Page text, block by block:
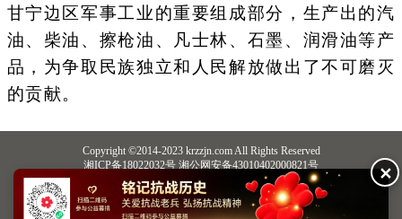
甘宁边区军事工业的重要组成部分，生产出的汽
油、柴油、擦枪油、凡士林、石墨、润滑油等产
品，为争取民族独立和人民解放做出了不可磨灭
的贡献。
Copyright ©2014-2023 krzzjn.com All Rights Reserved
湘ICP备18022032号 湘公网安备43010402000821号
中央网信办违法和不良信息举报中心
长沙市互联网违法和不良信息举报中心
不良信息举报电话：0731-85531328 19198230121（微信同号）
纠错电话：18182129125 15116420702
✕